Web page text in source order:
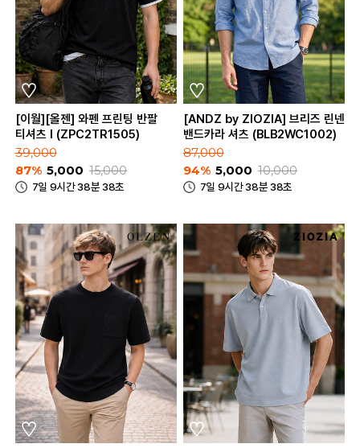
[이월][올젠] 와펜 프린팅 반팔
티셔츠 I (ZPC2TR1505)
39,000
87% 5,000 15,000
7일 9시간 38분 38초
[ANDZ by ZIOZIA] 브리즈 린넨
밴드카라 셔츠 (BLB2WC1002)
87,000
94% 5,000 10,000
7일 9시간 38분 38초